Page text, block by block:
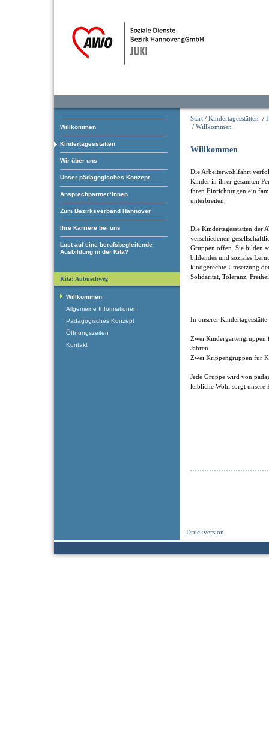
Willkommen
Kindertagesstätten
Wir über uns
Unser pädagogisches Konzept
Ansprechpartner*innen
Zum Bezirksverband Hannover
Ihre Karriere bei uns
Lust auf eine berufsbegleitende
Ausbildung in der Kita?
Start / Kindertagesstätten /
/ Willkommen
Willkommen
Die Arbeiterwohlfahrt
Kinder in ihrer gesamten
ihren Einrichtungen ein
unterbreiten.
Die Kindertagesstätten der
verschiedenen
Gruppen offen. Sie bilden
bildendes und soziales
kindgerechte Umsetzung
Solidarität, Toleranz,
In unserer
Zwei Kindergartengruppen
Jahren.
Zwei Krippengruppen für
Jede Gruppe wird von
leibliche Wohl sorgt unsere
Druckversion
Kita: Aubuschweg
Willkommen
Allgemeine Informationen
Pädagogisches Konzept
Öffnungszeiten
Kontakt